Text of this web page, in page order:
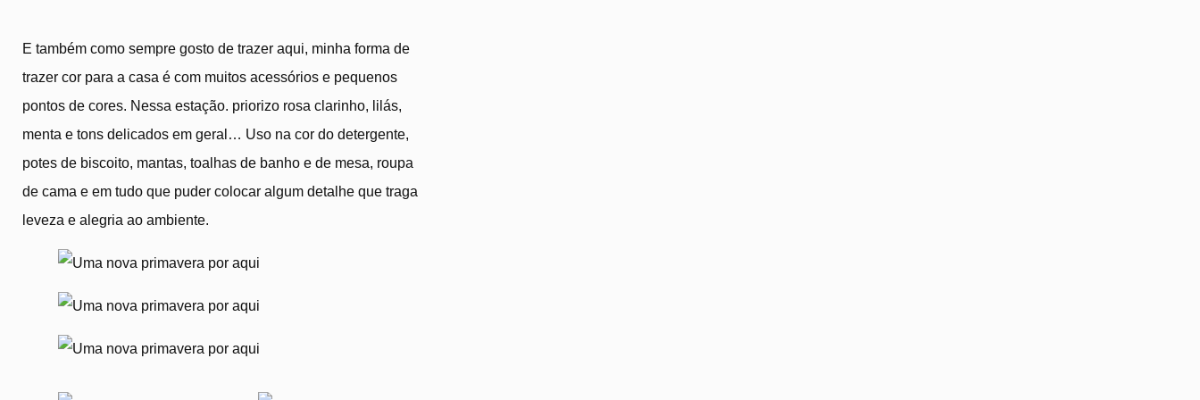
E também como sempre gosto de trazer aqui, minha forma de
trazer cor para a casa é com muitos acessórios e pequenos
pontos de cores. Nessa estação. priorizo rosa clarinho, lilás,
menta e tons delicados em geral… Uso na cor do detergente,
potes de biscoito, mantas, toalhas de banho e de mesa, roupa
de cama e em tudo que puder colocar algum detalhe que traga
leveza e alegria ao ambiente.